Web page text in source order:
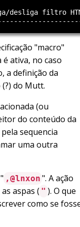
desliga filtro
"macro"
ativa, no caso
a definição da
do Mutt.
(ou
do conteúdo da
sequencia
uma outra
,@lnxon ". A ação
aspas ( " ). O que
como se